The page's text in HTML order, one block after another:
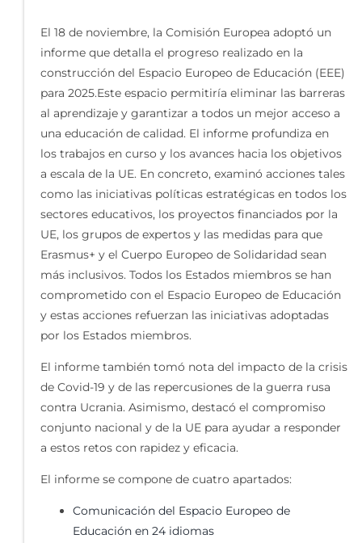
El 18 de noviembre, la Comisión Europea adoptó un
informe que detalla el progreso realizado en la
construcción del Espacio Europeo de Educación (EEE)
para 2025.Este espacio permitiría eliminar las barreras
al aprendizaje y garantizar a todos un mejor acceso a
una educación de calidad. El informe profundiza en
los trabajos en curso y los avances hacia los objetivos
a escala de la UE. En concreto, examinó acciones tales
como las iniciativas políticas estratégicas en todos los
sectores educativos, los proyectos financiados por la
UE, los grupos de expertos y las medidas para que
Erasmus+ y el Cuerpo Europeo de Solidaridad sean
más inclusivos. Todos los Estados miembros se han
comprometido con el Espacio Europeo de Educación
y estas acciones refuerzan las iniciativas adoptadas
por los Estados miembros.
El informe también tomó nota del impacto de la crisis
de Covid-19 y de las repercusiones de la guerra rusa
contra Ucrania. Asimismo, destacó el compromiso
conjunto nacional y de la UE para ayudar a responder
a estos retos con rapidez y eficacia.
El informe se compone de cuatro apartados:
Comunicación del Espacio Europeo de
Educación en 24 idiomas